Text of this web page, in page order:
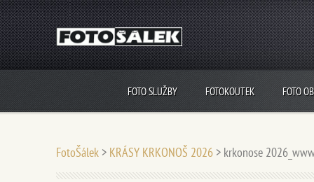
FOTO SLUŽBY FOTOKOUTEK FOTO
FotoŠálek > KRÁSY KRKONOŠ 2026 > krkonose